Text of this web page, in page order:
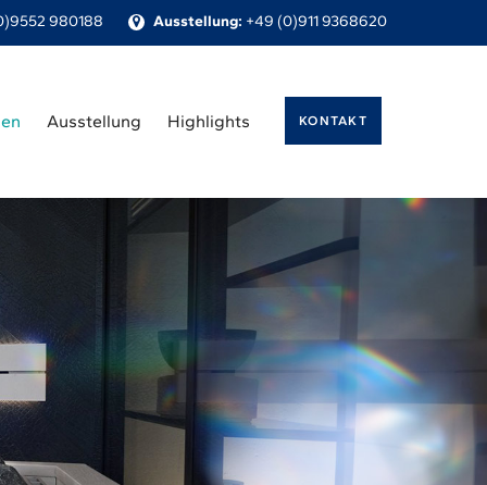
980188 Ausstellung: +49 (0)911 9368620
Ausstellung Highlights KONTAKT